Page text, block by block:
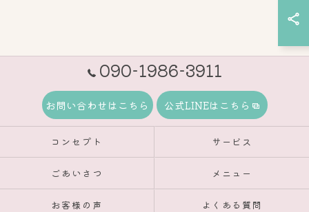
090-1986-3911
お問い合わせはこちら 公式LINEはこちら
コンセプト サービス
ごあいさつ メニュー
お客様の声 よくある質問